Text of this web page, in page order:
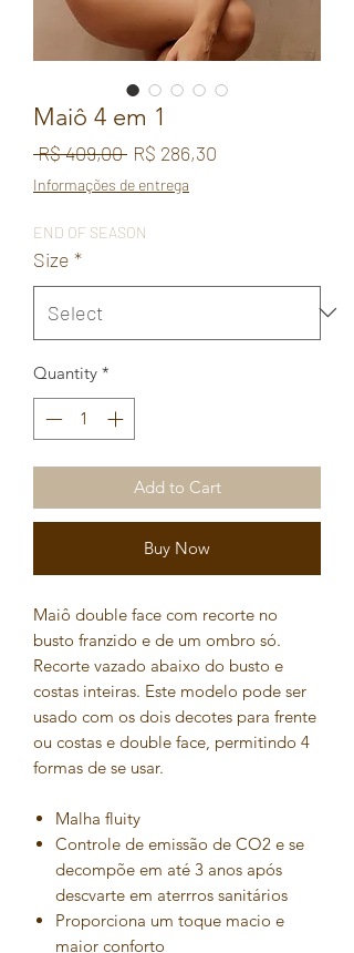
Maiô 4 em 1
R$ 409,00 Regular
Price
R$ 286,30
Informações de entrega
END OF SEASON
Size *
Quantity *
Add to Cart
Buy Now
Maiô double face com recorte no
busto franzido e de um ombro só.
Recorte vazado abaixo do busto e
costas inteiras. Este modelo pode ser
usado com os dois decotes para frente
ou costas e double face, permitindo 4
formas de se usar.
Malha fluity
Controle de emissão de CO2 e se
decompõe em até 3 anos após
descvarte em aterrros sanitários
Proporciona um toque macio e
maior conforto